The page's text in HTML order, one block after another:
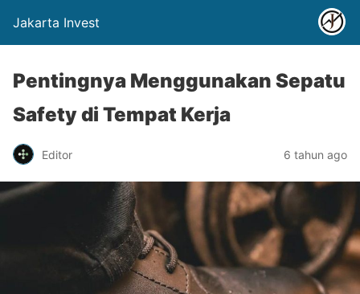
Jakarta Invest
Pentingnya Menggunakan Sepatu
Safety di Tempat Kerja
Editor 6 tahun ago